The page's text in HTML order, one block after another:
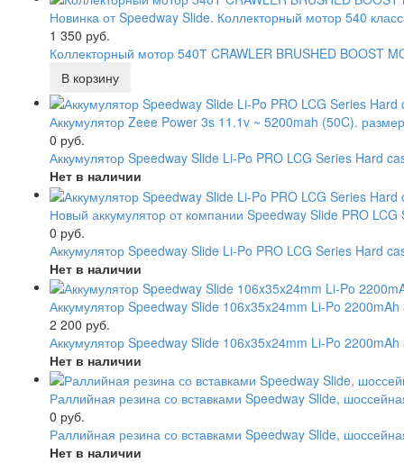
Новинка от Speedway Slide. Коллекторный мотор 540
1 350 руб.
Коллекторный мотор 540Т CRAWLER BRUSHED BOOST
Аккумулятор Zeee Power 3s 11.1v ~ 5200mah (50C).
0 руб.
Аккумулятор Speedway Slide Li-Po PRO LCG Series Hard
Нет в наличии
Новый аккумулятор от компании Speedway Slide PRO
0 руб.
Аккумулятор Speedway Slide Li-Po PRO LCG Series Hard
Нет в наличии
Аккумулятор Speedway Slide 106x35x24mm Li-Po
2 200 руб.
Аккумулятор Speedway Slide 106x35x24mm Li-Po
Нет в наличии
Раллийная резина со вставками Speedway Slide,
0 руб.
Раллийная резина со вставками Speedway Slide,
Нет в наличии